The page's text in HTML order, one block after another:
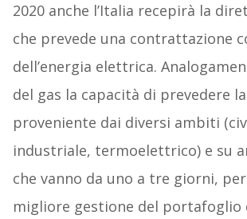
2020 anche l’Italia recepirà la
che prevede una contrattazione
dell’energia elettrica.
del gas la capacità di prevedere
proveniente dai diversi ambiti
industriale, termoelettrico) e su
che vanno da uno a tre giorni,
migliore gestione del portafoglio